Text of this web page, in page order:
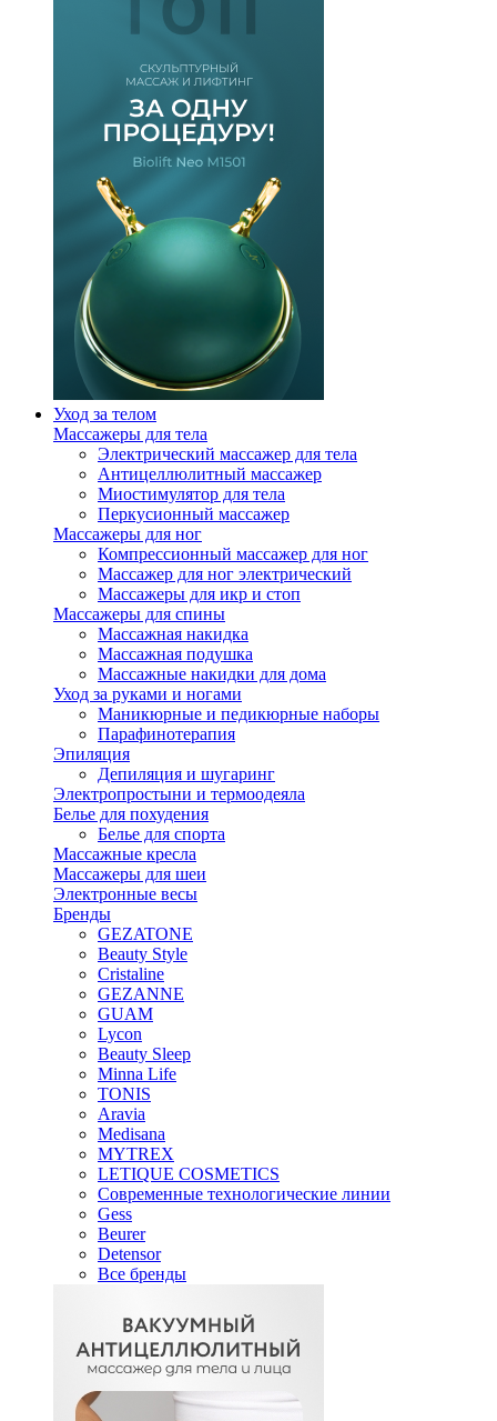
Уход за телом
Массажеры для тела
Электрический массажер для тела
Антицеллюлитный массажер
Миостимулятор для тела
Перкусионный массажер
Массажеры для ног
Компрессионный массажер для ног
Массажер для ног электрический
Массажеры для икр и стоп
Массажеры для спины
Массажная накидка
Массажная подушка
Массажные накидки для дома
Уход за руками и ногами
Маникюрные и педикюрные наборы
Парафинотерапия
Эпиляция
Депиляция и шугаринг
Электропростыни и термоодеяла
Белье для похудения
Белье для спорта
Массажные кресла
Массажеры для шеи
Электронные весы
Бренды
GEZATONE
Beauty Style
Cristaline
GEZANNE
GUAM
Lycon
Beauty Sleep
Minna Life
TONIS
Aravia
Medisana
MYTREX
LETIQUE COSMETICS
Современные технологические линии
Gess
Beurer
Detensor
Все бренды